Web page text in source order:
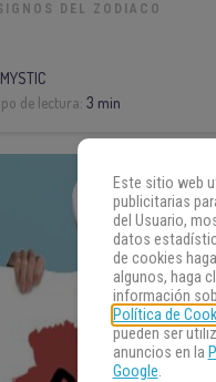
DEL ZODIACO
de lectura: 3 min
Este sitio web
publicitarias
del Usuario,
datos
de cookies
algunos, haga
información
Política de
pueden ser
anuncios en la
Google.